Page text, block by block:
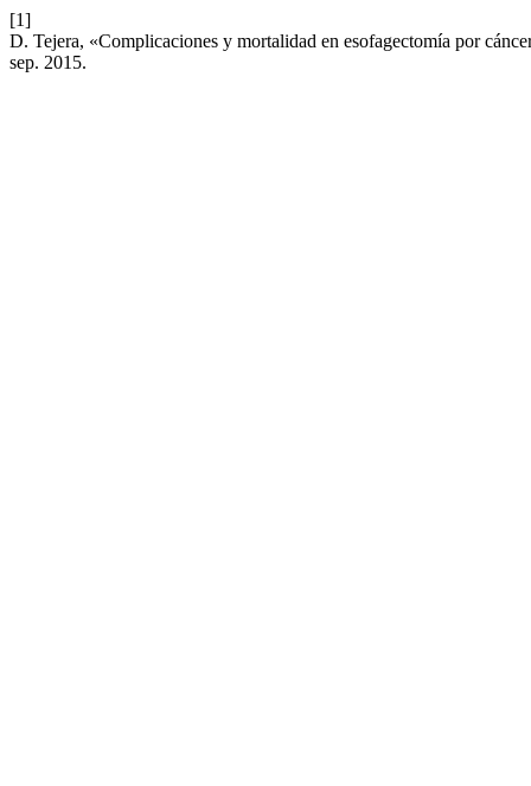
[1]
D. Tejera, «Complicaciones y mortalidad en esofagectomía por
sep. 2015.